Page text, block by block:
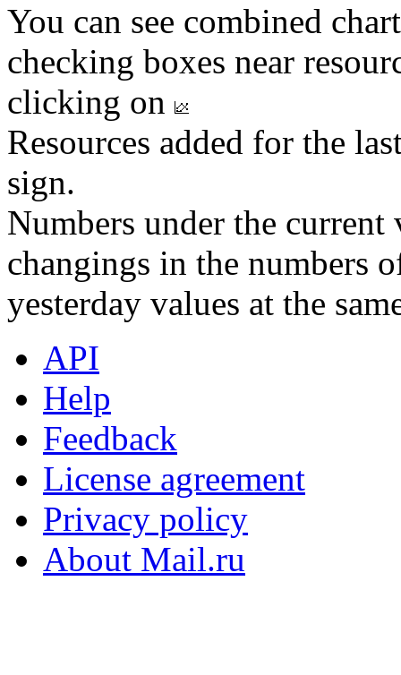
You can see combined
checking boxes near
clicking on
Resources added for the
sign.
Numbers under the
changings in the numbers
yesterday values at the
API
Help
Feedback
License agreement
Privacy policy
About Mail.ru